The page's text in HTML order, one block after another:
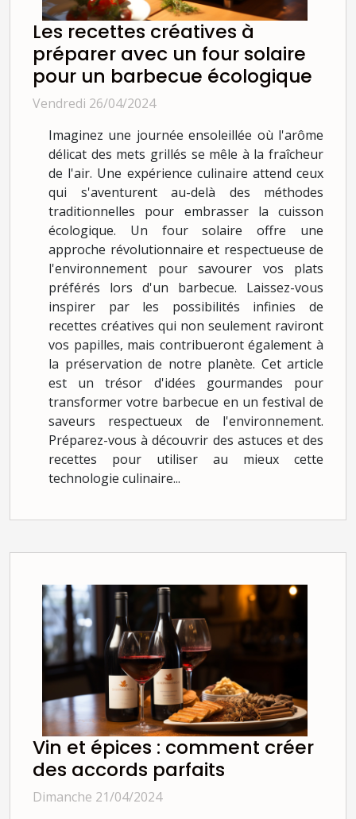
Les recettes créatives à
préparer avec un four solaire
pour un barbecue écologique
Vendredi 26/04/2024
Imaginez une journée ensoleillée où l'arôme
délicat des mets grillés se mêle à la fraîcheur
de l'air. Une expérience culinaire attend ceux
qui s'aventurent au-delà des méthodes
traditionnelles pour embrasser la cuisson
écologique. Un four solaire offre une
approche révolutionnaire et respectueuse de
l'environnement pour savourer vos plats
préférés lors d'un barbecue. Laissez-vous
inspirer par les possibilités infinies de
recettes créatives qui non seulement raviront
vos papilles, mais contribueront également à
la préservation de notre planète. Cet article
est un trésor d'idées gourmandes pour
transformer votre barbecue en un festival de
saveurs respectueux de l'environnement.
Préparez-vous à découvrir des astuces et des
recettes pour utiliser au mieux cette
technologie culinaire...
Vin et épices : comment créer
des accords parfaits
Dimanche 21/04/2024